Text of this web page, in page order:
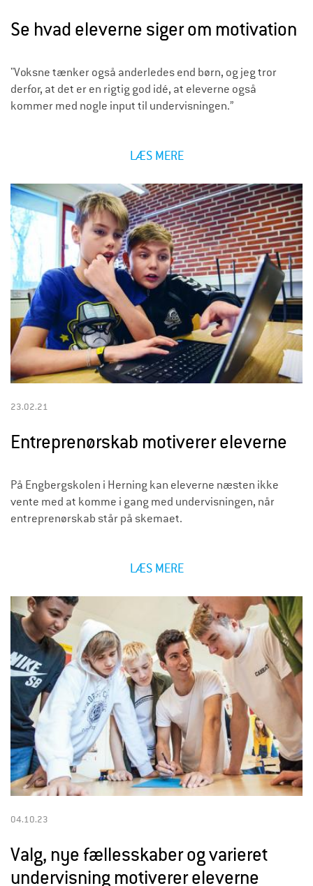
Se hvad eleverne siger om motivation
"Voksne tænker også anderledes end børn, og jeg tror
derfor, at det er en rigtig god idé, at eleverne også
kommer med nogle input til undervisningen.”
LÆS MERE
23.02.21
Entreprenørskab motiverer eleverne
På Engbergskolen i Herning kan eleverne næsten ikke
vente med at komme i gang med undervisningen, når
entreprenørskab står på skemaet.
LÆS MERE
04.10.23
Valg, nye fællesskaber og varieret
undervisning motiverer eleverne